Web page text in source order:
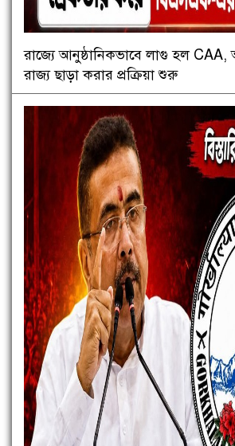
রাজ্যে আনুষ্ঠানিকভাবে লাগু হল CAA,
রাজ্য ছাড়া করার প্রক্রিয়া শুরু